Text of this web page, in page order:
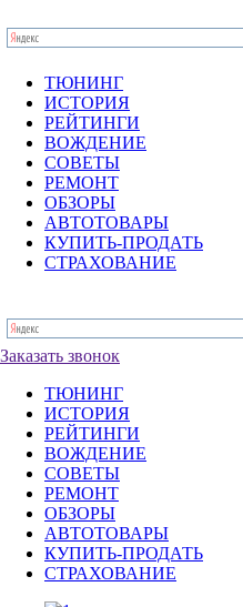
ТЮНИНГ
ИСТОРИЯ
РЕЙТИНГИ
ВОЖДЕНИЕ
СОВЕТЫ
РЕМОНТ
ОБЗОРЫ
АВТОТОВАРЫ
КУПИТЬ-ПРОДАТЬ
СТРАХОВАНИЕ
Заказать звонок
ТЮНИНГ
ИСТОРИЯ
РЕЙТИНГИ
ВОЖДЕНИЕ
СОВЕТЫ
РЕМОНТ
ОБЗОРЫ
АВТОТОВАРЫ
КУПИТЬ-ПРОДАТЬ
СТРАХОВАНИЕ